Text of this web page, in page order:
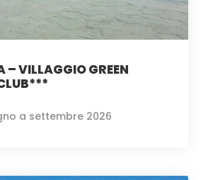
– VILLAGGIO GREEN
a settembre 2026